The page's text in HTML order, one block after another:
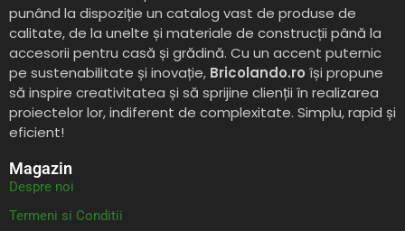
punând la dispoziție un catalog vast de produse de
calitate, de la unelte și materiale de construcții până la
accesorii pentru casă și grădină. Cu un accent puternic
pe sustenabilitate și inovație, Bricolando.ro își propune
să inspire creativitatea și să sprijine clienții în realizarea
proiectelor lor, indiferent de complexitate. Simplu, rapid și
eficient!
Magazin
Despre noi
Termeni si Conditii